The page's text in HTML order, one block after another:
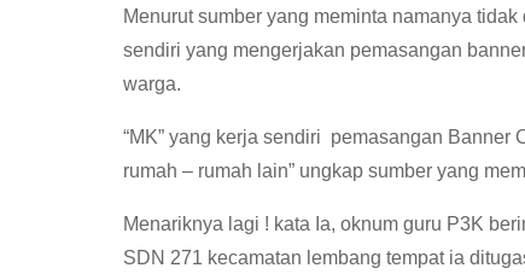
Menurut sumber yang meminta namanya
sendiri yang mengerjakan pemasangan
warga.
“MK” yang kerja sendiri pemasangan
rumah – rumah lain” ungkap sumber yang
Menariknya lagi ! kata Ia, oknum guru P3K
SDN 271 kecamatan lembang tempat ia